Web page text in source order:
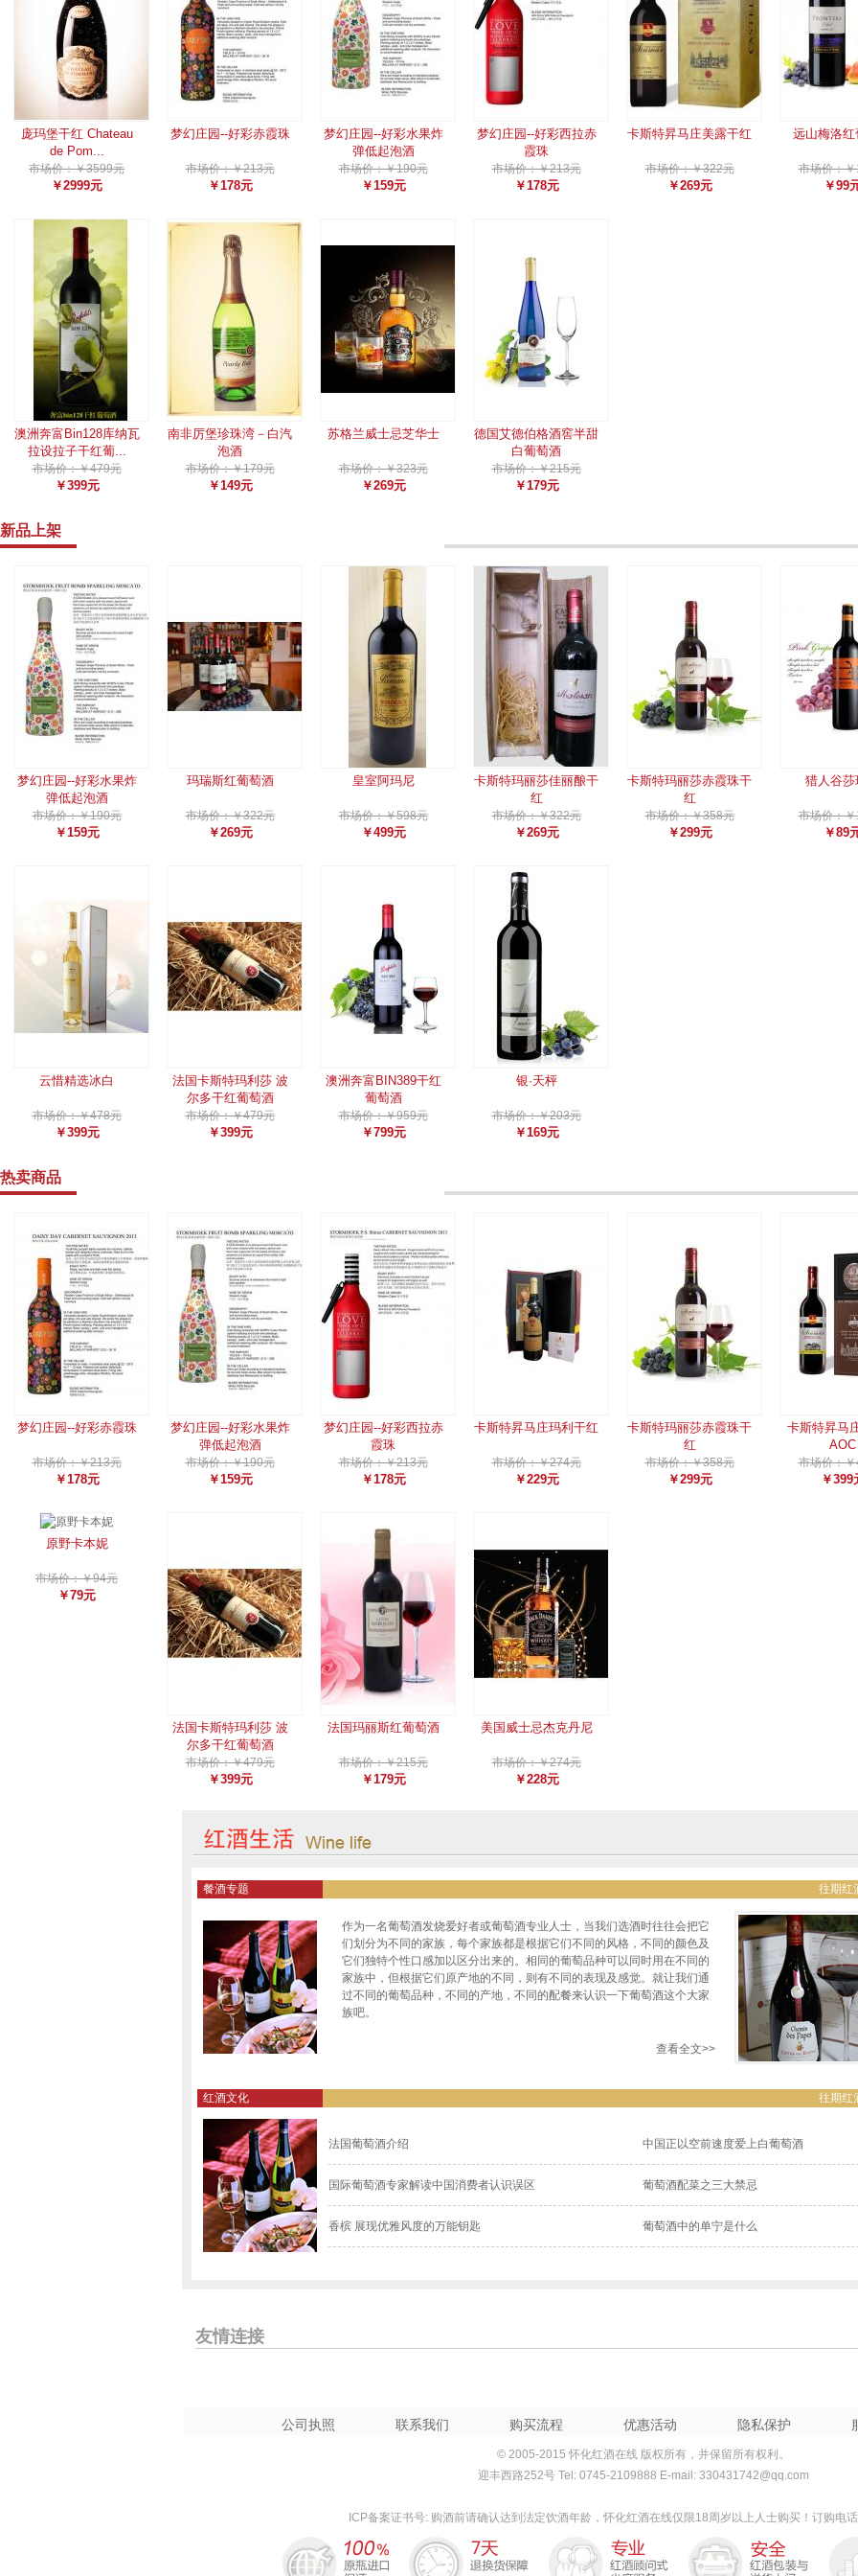
庞玛堡干红 Chateau
de Pom...
市场价：￥3599元
￥2999元
梦幻庄园--好彩赤霞珠
市场价：￥213元
￥178元
梦幻庄园--好彩水果炸
弹低起泡酒
市场价：￥190元
￥159元
梦幻庄园--好彩西拉赤
霞珠
市场价：￥213元
￥178元
卡斯特昇马庄美露干红
市场价：￥322元
￥269元
远山梅洛红
市场价：
￥99
澳洲奔富Bin128库纳瓦
拉设拉子干红葡...
市场价：￥479元
￥399元
南非厉堡珍珠湾－白汽
泡酒
市场价：￥179元
￥149元
苏格兰威士忌芝华士
市场价：￥323元
￥269元
德国艾德伯格酒窖半甜
白葡萄酒
市场价：￥215元
￥179元
新品上架
梦幻庄园--好彩水果炸
弹低起泡酒
市场价：￥190元
￥159元
玛瑞斯红葡萄酒
市场价：￥322元
￥269元
皇室阿玛尼
市场价：￥598元
￥499元
卡斯特玛丽莎佳丽酿干
红
市场价：￥322元
￥269元
卡斯特玛丽莎赤霞珠干
红
市场价：￥358元
￥299元
猎人谷莎
市场价：
￥89
云惜精选冰白
市场价：￥478元
￥399元
法国卡斯特玛利莎 波
尔多干红葡萄酒
市场价：￥479元
￥399元
澳洲奔富BIN389干红
葡萄酒
市场价：￥959元
￥799元
银·天枰
市场价：￥203元
￥169元
热卖商品
梦幻庄园--好彩赤霞珠
市场价：￥213元
￥178元
梦幻庄园--好彩水果炸
弹低起泡酒
市场价：￥190元
￥159元
梦幻庄园--好彩西拉赤
霞珠
市场价：￥213元
￥178元
卡斯特昇马庄玛利干红
市场价：￥274元
￥229元
卡斯特玛丽莎赤霞珠干
红
市场价：￥358元
￥299元
卡斯特昇马
AOC
市场价：
￥399
原野卡本妮
市场价：￥94元
￥79元
法国卡斯特玛利莎 波
尔多干红葡萄酒
市场价：￥479元
￥399元
法国玛丽斯红葡萄酒
市场价：￥215元
￥179元
美国威士忌杰克丹尼
市场价：￥274元
￥228元
餐酒专题 往期
作为一名葡萄酒发烧爱好者或葡萄酒专业人士，当我们选酒时往往会把它
们划分为不同的家族，每个家族都是根据它们不同的风格，不同的颜色及
它们独特个性口感加以区分出来的。相同的葡萄品种可以同时用在不同的
家族中，但根据它们原产地的不同，则有不同的表现及感觉。就让我们通
过不同的葡萄品种，不同的产地，不同的配餐来认识一下葡萄酒这个大家
族吧。
查看全文>>
红酒文化 往期
法国葡萄酒介绍 中国正以空前速度爱上白葡萄酒
国际葡萄酒专家解读中国消费者认识误区 葡萄酒配菜之三大禁忌
香槟 展现优雅风度的万能钥匙 葡萄酒中的单宁是什么
友情连接
公司执照 联系我们 购买流程 优惠活动 隐私保护
© 2005-2015 怀化红酒在线 版权所有，并保留所有权利。
迎丰西路252号 Tel: 0745-2109888 E-mail: 330431742@qq.com
ICP备案证书号: 购酒前请确认达到法定饮酒年龄，怀化红酒在线仅限18周岁以上人士购买！订购电